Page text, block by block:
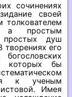
сочинениях
своей
а простым
простых душ
творениях его
которых бы
к ученым
Имея